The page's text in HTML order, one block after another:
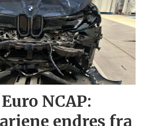
NCAP:
endres fra